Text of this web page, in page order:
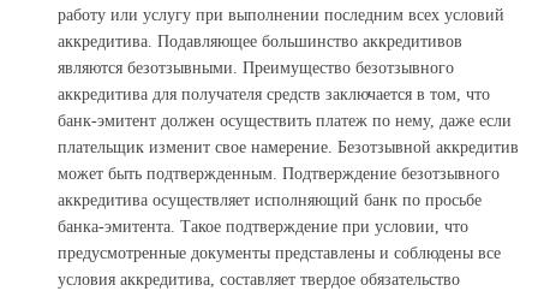
работу или услугу при выполнении последним всех условий
аккредитива. Подавляющее большинство аккредитивов
являются безотзывными. Преимущество безотзывного
аккредитива для получателя средств заключается в том, что
банк-эмитент должен осуществить платеж по нему, даже если
плательщик изменит свое намерение. Безотзывной аккредитив
может быть подтвержденным. Подтверждение безотзывного
аккредитива осуществляет исполняющий банк по просьбе
банка-эмитента. Такое подтверждение при условии, что
предусмотренные документы представлены и соблюдены все
условия аккредитива, составляет твердое обязательство